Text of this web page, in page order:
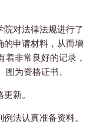
院对法律法规进行了
的申请材料，从而增
着非常良好的记录，
为资格证书、
新。
法认真准备资料。